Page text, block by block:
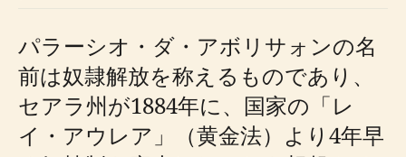
パラーシオ・ダ・アボリサォンの名
前は奴隷解放を称えるものであり、
セアラ州が1884年に、国家の「レ
イ・アウレア」（黄金法）より4年早